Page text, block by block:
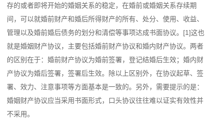
存的或者即将开始的婚姻关系的稳定，在婚前或婚姻关系存续期
间，可以就婚前财产和婚后所得财产的所有、处分、使用、收益、
管理以及婚前婚后债务的划分和清偿等事项达成书面协议。[1]这也
就是婚姻财产协议，主要包括婚前财产协议和婚内财产协议。两者
的区别在于：婚前财产协议为婚前签署，登记结婚后生效；婚内财
产协议为婚后签署，签署后生效。除以上区别外，在协议起草、签
署、效力、注意事项等方面基本是一致的。另外，需要提示的是：
婚姻财产协议应当采用书面形式，口头协议往往难以证实有效性并
不采用。